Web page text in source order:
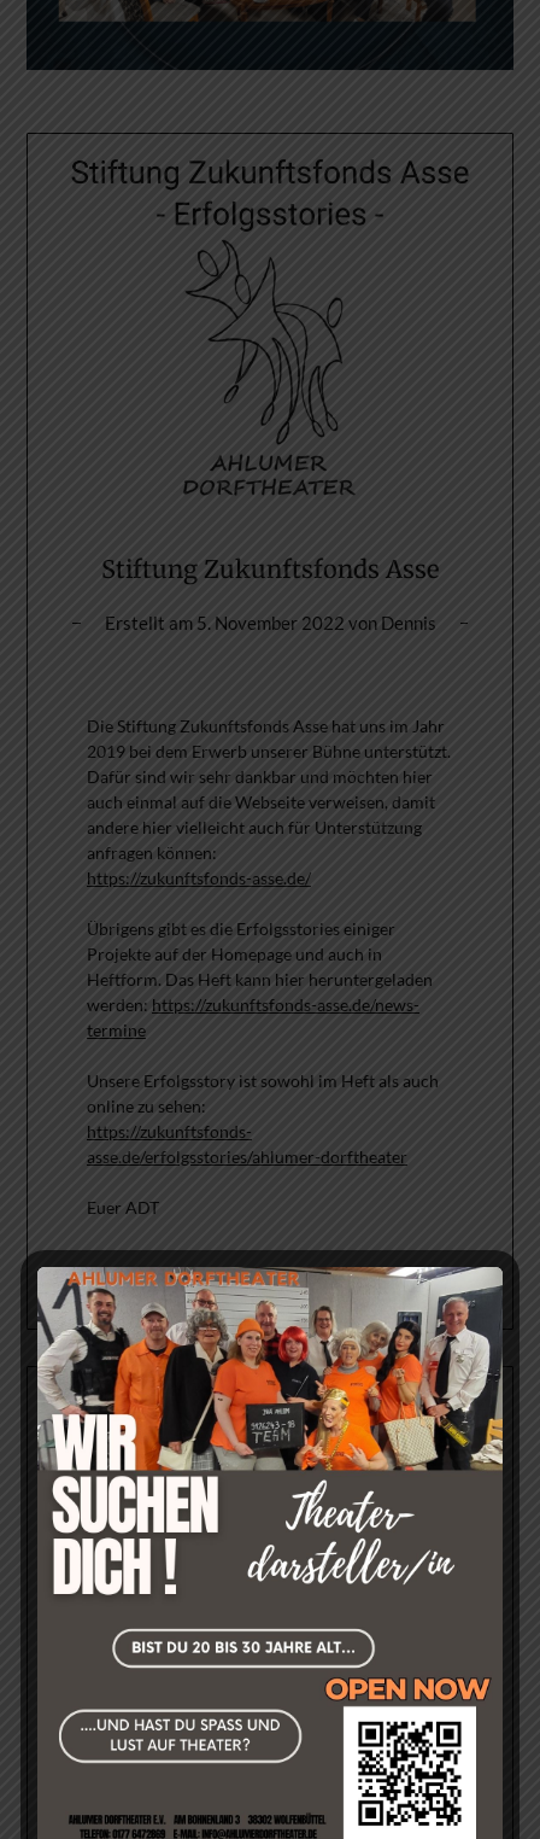
Stiftung Zukunftsfonds Asse
Erstellt am 5. November 2022 von Dennis
Die Stiftung Zukunftsfonds Asse hat uns im Jahr
2019 bei dem Erwerb unserer Bühne unterstützt.
Dafür sind wir sehr dankbar und möchten hier
auch einmal auf die Webseite verweisen, damit
andere hier vielleicht auch für Unterstützung
anfragen können:
https://zukunftsfonds-asse.de/
Übrigens gibt es die Erfolgsstories einiger
Projekte auf der Homepage und auch in
Heftform. Das Heft kann hier heruntergeladen
werden: https://zukunftsfonds-asse.de/news-
termine
Unsere Erfolgsstory ist sowohl im Heft als auch
online zu sehen:
https://zukunftsfonds-
asse.de/erfolgsstories/ahlumer-dorftheater
Euer ADT
FEEDBACK UNSERER GÄSTE
Was sagt unser Publikum zu unseren Aufführungen?
->Hier geht´s direkt zur Feedback-Seite!<-
Kleiner Auszug:
»Wir fanden es super unterhaltsam und sehr gut
gespielt. Hut ab! Auch so viele nette Leute vor Ort.
Die Schauspieler sind alle mit Spaß und Herzblut
dabei. Manchmal ist allerdings weniger mehr, wenn z.
B. Witze gemacht werden oder auch beim "Gang
Sabine S. am 02.11.2024 über "Residenz Schloss & Riegel -
Komödie in drei Akten von Winnie Abel".